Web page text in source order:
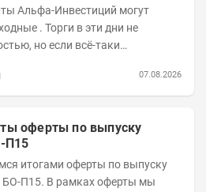
но если всё-таки
07.08.2026
оферты по выпуску
П15
БО-П15. В рамках оферты мы